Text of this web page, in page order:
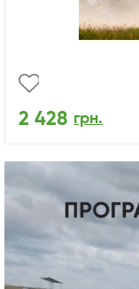
2 428 грн.